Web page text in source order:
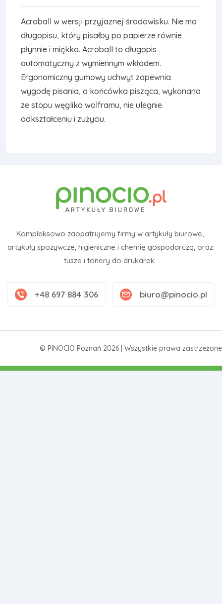
Acroball w wersji przyjaznej środowisku. Nie ma
długopisu, który pisałby po papierze równie
płynnie i miękko. Acroball to długopis
automatyczny z wymiennym wkładem.
Ergonomiczny gumowy uchwyt zapewnia
wygodę pisania, a końcówka pisząca, wykonana
ze stopu węglika wolframu, nie ulegnie
odkształceniu i zużyciu.
Kompleksowo zaopatrujemy firmy w artykuły biurowe,
artykuły spożywcze, higieniczne i chemię gospodarczą, oraz
tusze i tonery do drukarek.
+48 697 884 306 biuro@pinocio.pl
© PINOCIO Poznań 2026 | Wszystkie prawa zastrzeżone